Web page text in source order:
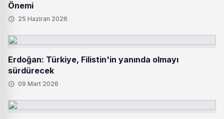
Önemi
25 Haziran 2026
Erdoğan: Türkiye, Filistin'in yanında olmayı
sürdürecek
09 Mart 2026